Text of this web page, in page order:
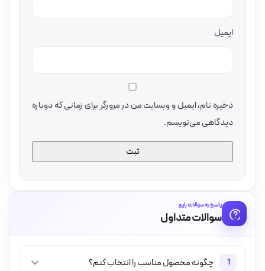
ایمیل
ذخیره نام، ایمیل و وبسایت من در مرورگر برای زمانی که دوباره
دیدگاهی می‌نویسم.
پاسخ به سوالات رایج
سوالات متداول
1 چگونه محصول مناسب را انتخاب کنم؟